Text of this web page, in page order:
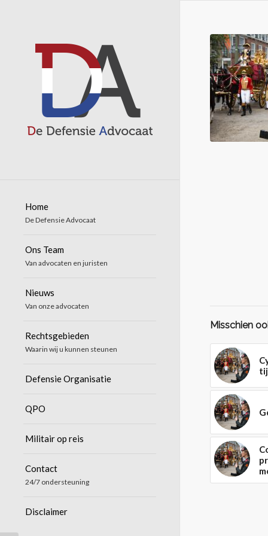
Home
De Defensie Advocaat
Ons Team
Van advocaten en juristen
Nieuws
Van onze advocaten
Rechtsgebieden
Waarin wij u kunnen steunen
Defensie Organisatie
QPO
Militair op reis
Contact
24/7 ondersteuning
Disclaimer
Misschien